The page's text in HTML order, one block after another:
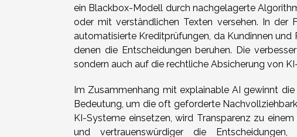
ein Blackbox-Modell durch nachgelagerte
oder mit verständlichen Texten versehen. In der
automatisierte Kreditprüfungen, da Kundinnen und
denen die Entscheidungen beruhen. Die
sondern auch auf die rechtliche Absicherung von
Im Zusammenhang mit explainable AI gewinnt
Bedeutung, um die oft geforderte
KI-Systeme einsetzen, wird Transparenz zu
und vertrauenswürdiger die